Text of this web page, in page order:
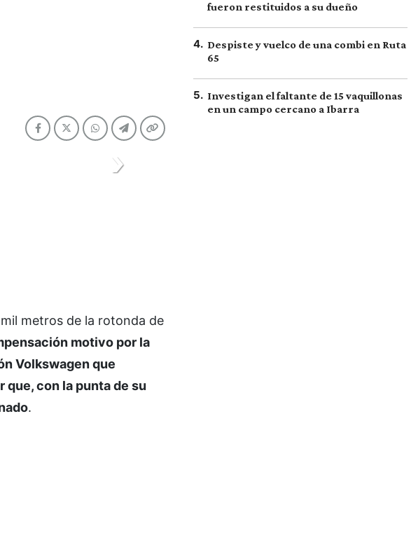
metros de la rotonda de
motivo por la
Volkswagen que
con la punta de su
.
fueron restituidos a su dueño
4. Despiste y vuelco de una combi en Ruta
65
5. Investigan el faltante de 15 vaquillonas
en un campo cercano a Ibarra